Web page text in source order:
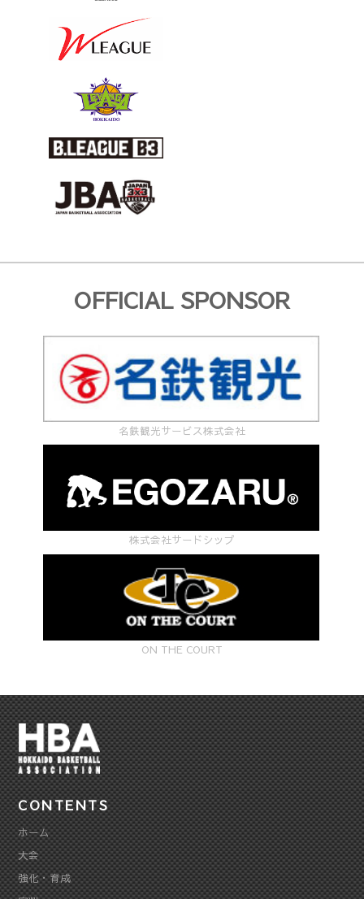
OFFICIAL SPONSOR
名鉄観光サービス株式会社
株式会社サードシップ
ON THE COURT
CONTENTS
ホーム
大会
強化・育成